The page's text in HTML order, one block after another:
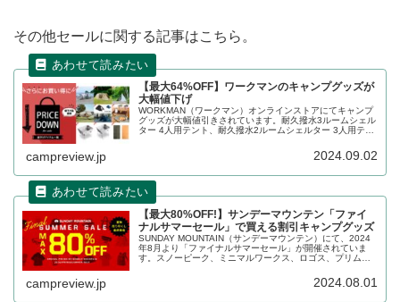
その他セールに関する記事はこちら。
【最大64%OFF】ワークマンのキャンプグッズが
大幅値下げ
WORKMAN（ワークマン）オンラインストアにてキャンプ
グッズが大幅値引きされています。耐久撥水3ルームシェル
ター 4人用テント、耐久撥水2ルームシェルター 3人用テン
campreview.jp 2024.09.02
【最大80%OFF!】サンデーマウンテン「ファイ
ナルサマーセール」で買える割引キャンプグッズ
SUNDAY MOUNTAIN（サンデーマウンテン）にて、2024
年8月より「ファイナルサマーセール」が開催されていま
す。スノーピーク、ミニマルワークス、ロゴス、プリムス
80%OFFで割引販売されています。詳細をレビューしま
campreview.jp 2024.08.01